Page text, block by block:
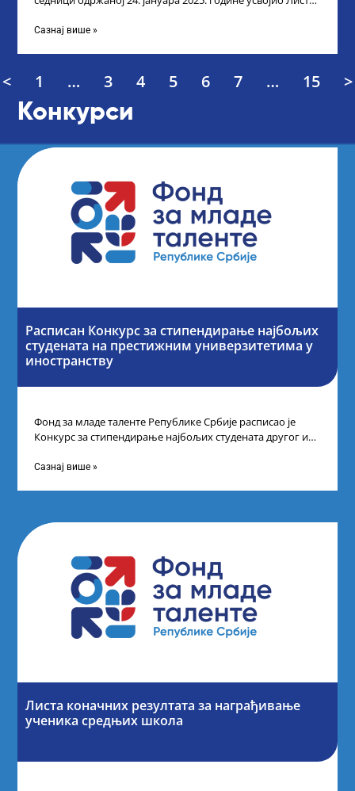
Сазнај више »
< 1 … 3 4 5 6 7 … 15 >
Конкурси
Расписан Конкурс за стипендирање најбољих
студената на престижним универзитетима у
иностранству
Фонд за младе таленте Републике Србије расписао је
Конкурс за стипендирање најбољих студената другог и
Сазнај више »
Листа коначних резултата за награђивање
ученика средњих школа